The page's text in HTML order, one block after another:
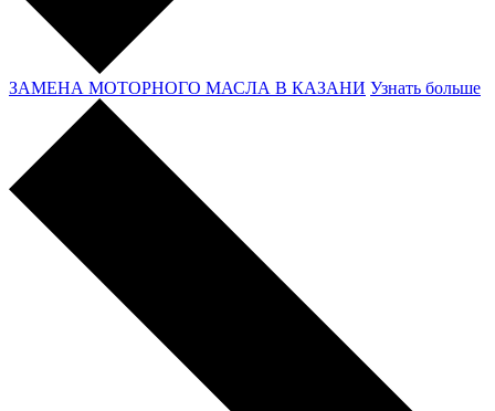
ЗАМЕНА МОТОРНОГО МАСЛА В КАЗАНИ Узнать больше